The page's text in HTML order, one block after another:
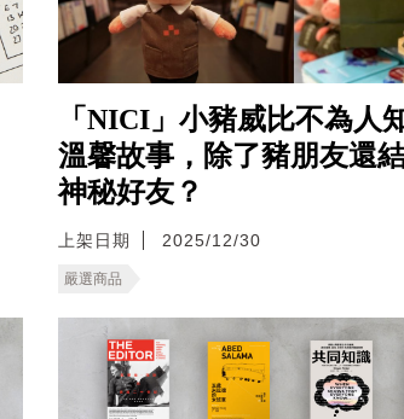
「NICI」小豬威比不為人
溫馨故事，除了豬朋友還
神秘好友？
上架日期 2025/12/30
嚴選商品